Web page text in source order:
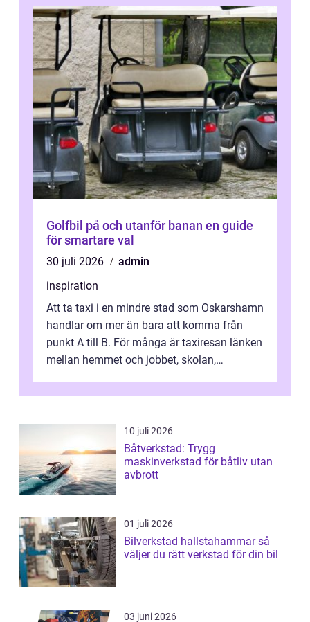
Golfbil på och utanför banan en guide
för smartare val
30 juli 2026
admin
inspiration
Att ta taxi i en mindre stad som Oskarshamn
handlar om mer än bara att komma från
punkt A till B. För många är taxiresan länken
mellan hemmet och jobbet, skolan,
10 juli 2026
Båtverkstad: Trygg
maskinverkstad för båtliv utan
avbrott
01 juli 2026
Bilverkstad hallstahammar så
väljer du rätt verkstad för din bil
03 juni 2026